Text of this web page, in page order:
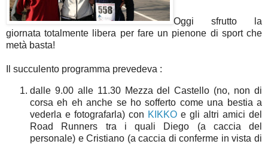
Oggi sfrutto la
giornata totalmente libera per fare un pienone di sport che
metà basta!
Il succulento programma prevedeva :
dalle 9.00 alle 11.30 Mezza del Castello (no, non di
corsa eh eh anche se ho sofferto come una bestia a
vederla e fotografarla) con KIKKO e gli altri amici del
Road Runners tra i quali Diego (a caccia del
personale) e Cristiano (a caccia di conferme in vista di